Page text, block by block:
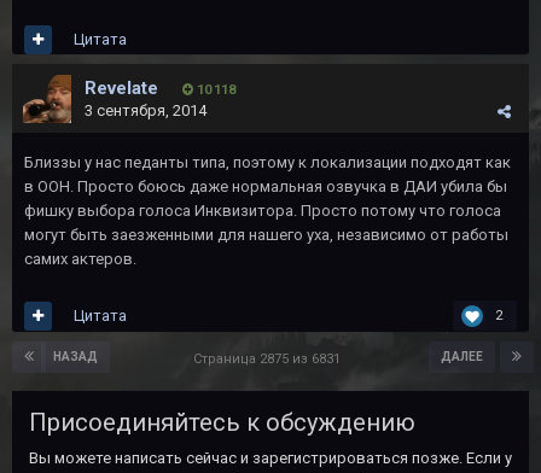
Цитата
Revelate 10 118
3 сентября, 2014
Близзы у нас педанты типа, поэтому к локализации подходят как
в ООН. Просто боюсь даже нормальная озвучка в ДАИ убила бы
фишку выбора голоса Инквизитора. Просто потому что голоса
могут быть заезженными для нашего уха, независимо от работы
самих актеров.
2
Цитата
НАЗАД ДАЛЕЕ
Страница 2875 из 6831
Присоединяйтесь к обсуждению
Вы можете написать сейчас и зарегистрироваться позже. Если у